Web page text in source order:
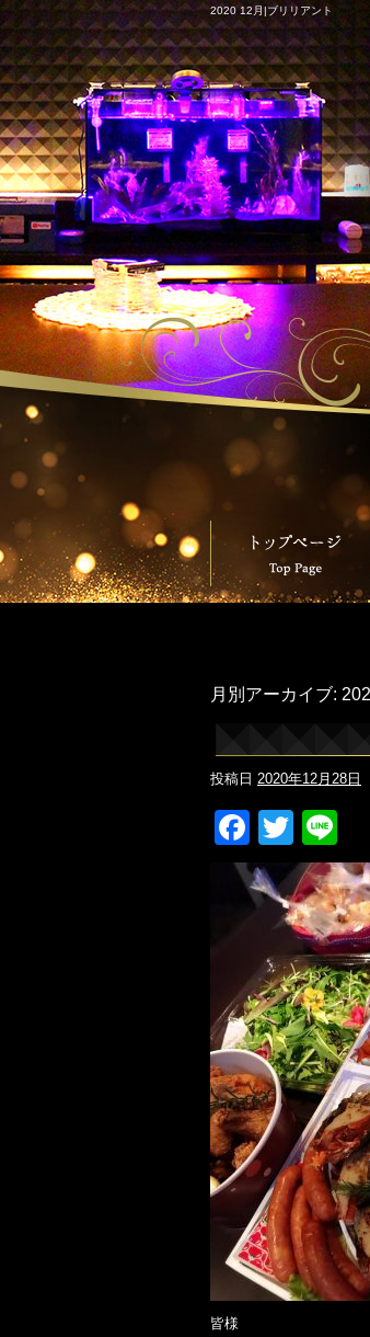
2020 12月|ブリリアント
月別アーカイブ:
投稿日 2020年12月28日
皆様